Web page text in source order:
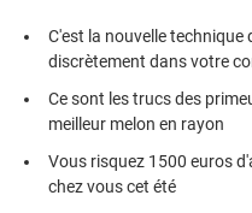
C'est la nouvelle technique
discrètement dans votre
Ce sont les trucs des
meilleur melon en rayon
Vous risquez 1500 euros
chez vous cet été